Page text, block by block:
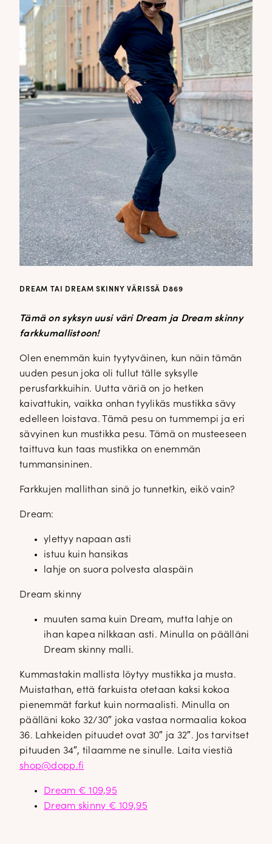
DREAM TAI DREAM SKINNY VÄRISSÄ D869
Tämä on syksyn uusi väri Dream ja Dream skinny
farkkumallistoon!
Olen enemmän kuin tyytyväinen, kun näin tämän
uuden pesun joka oli tullut tälle syksylle
perusfarkkuihin. Uutta väriä on jo hetken
kaivattukin, vaikka onhan tyylikäs mustikka sävy
edelleen loistava. Tämä pesu on tummempi ja eri
sävyinen kun mustikka pesu. Tämä on musteeseen
taittuva kun taas mustikka on enemmän
tummansininen.
Farkkujen mallithan sinä jo tunnetkin, eikö vain?
Dream:
ylettyy napaan asti
istuu kuin hansikas
lahje on suora polvesta alaspäin
Dream skinny
muuten sama kuin Dream, mutta lahje on
ihan kapea nilkkaan asti. Minulla on päälläni
Dream skinny malli.
Kummastakin mallista löytyy mustikka ja musta.
Muistathan, että farkuista otetaan kaksi kokoa
pienemmät farkut kuin normaalisti. Minulla on
päälläni koko 32/30″ joka vastaa normaalia kokoa
36. Lahkeiden pituudet ovat 30″ ja 32″. Jos tarvitset
pituuden 34″, tilaamme ne sinulle. Laita viestiä
shop@dopp.fi
Dream € 109,95
Dream skinny € 109,95